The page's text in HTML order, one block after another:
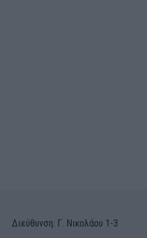
Διεύθυνση: Γ. Νικολάου 1-3